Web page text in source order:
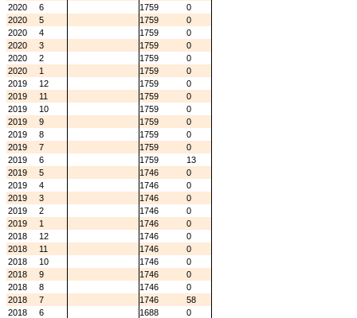
2020
6 1759
0
2020
5 1759
0
2020
4 1759
0
2020
3 1759
0
2020
2 1759
0
2020
1 1759
0
2019
12 1759
0
2019
11 1759
0
2019
10 1759
0
2019
9 1759
0
2019
8 1759
0
2019
7 1759
0
2019
6 1759
13
2019
5 1746
0
2019
4 1746
0
2019
3 1746
0
2019
2 1746
0
2019
1 1746
0
2018
12 1746
0
2018
11 1746
0
2018
10 1746
0
2018
9 1746
0
2018
8 1746
0
2018
7 1746
58
2018
6 1688
0